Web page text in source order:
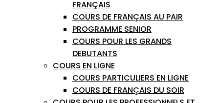
FRANÇAIS
COURS DE FRANÇAIS AU PAIR
PROGRAMME SENIOR
COURS POUR LES GRANDS
DEBUTANTS
COURS EN LIGNE
COURS PARTICULIERS EN LIGNE
COURS DE FRANÇAIS DU SOIR